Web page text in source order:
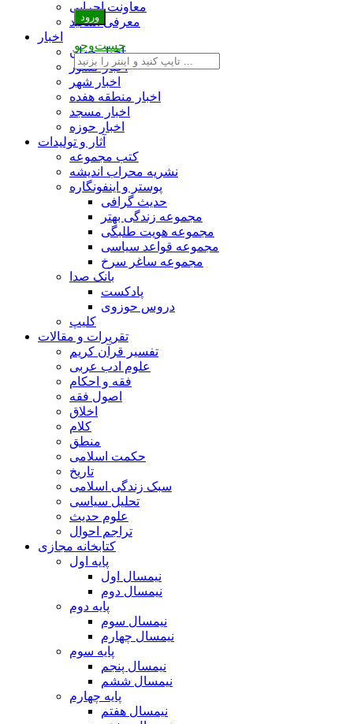
معاونت اجرایی
معرفی اساتید
اخبار
اخبار جهان
اخبار کشور
اخبار شهر
اخبار منطقه هفده
اخبار مسجد
اخبار حوزه
آثار و تولیدات
کتب مجموعه
نشریه محراب اندیشه
پوستر و اینفونگاره
حدیث گرافی
مجموعه زندگی بهتر
مجموعه هویت طلبگی
مجموعه قواعد سیاسی
مجموعه ساغر سرخ
بانک صدا
پادکست
دروس حوزوی
کلیپ
تقریرات و مقالات
تفسیر قرآن کریم
علوم ادب عربی
فقه و احکام
اصول فقه
اخلاق
کلام
منطق
حکمت اسلامی
تاریخ
سبک زندگی اسلامی
تحلیل سیاسی
علوم حدیث
تراجم احوال
کتابخانه مجازی
پایه اول
نیمسال اول
نیمسال دوم
پایه دوم
نیمسال سوم
نیمسال چهارم
پایه سوم
نیمسال پنجم
نیمسال ششم
پایه چهارم
نیمسال هفتم
جست‌وجو